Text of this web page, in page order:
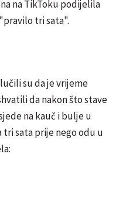
na TikToku podijelila
tri sata".
su da je vrijeme
da nakon što stave
na kauč i bulje u
sata prije nego odu u